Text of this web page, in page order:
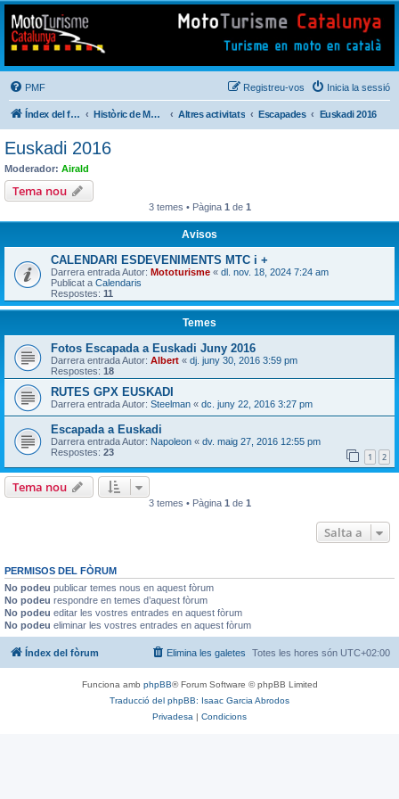
Mototurisme
Turisme en moto en català
PMF Inicia la sessió
Registreu-vos
Índex del fòrum Històric de Mototurisme Altres activitats Escapades Euskadi 2016
Euskadi 2016
Moderador: Airald
Tema nou
3 temes • Pàgina 1 de 1
Avisos
CALENDARI ESDEVENIMENTS MTC i +
Darrera entrada Autor: Mototurisme « dl. nov. 18, 2024 7:24 am
Publicat a Calendaris
Respostes: 11
Temes
Fotos Escapada a Euskadi Juny 2016
Darrera entrada Autor: Albert « dj. juny 30, 2016 3:59 pm
Respostes: 18
RUTES GPX EUSKADI
Darrera entrada Autor: Steelman « dc. juny 22, 2016 3:27 pm
Escapada a Euskadi
Darrera entrada Autor: Napoleon « dv. maig 27, 2016 12:55 pm
Respostes: 23 1 2
Tema nou
3 temes • Pàgina 1 de 1
Salta a
PERMISOS DEL FÒRUM
No podeu publicar temes nous en aquest fòrum
No podeu respondre en temes d’aquest fòrum
No podeu editar les vostres entrades en aquest fòrum
No podeu eliminar les vostres entrades en aquest fòrum
Índex del fòrum Totes les hores són UTC+02:00
Elimina les galetes
Funciona amb phpBB® Forum Software © phpBB Limited
Traducció del phpBB: Isaac Garcia Abrodos
Privadesa | Condicions